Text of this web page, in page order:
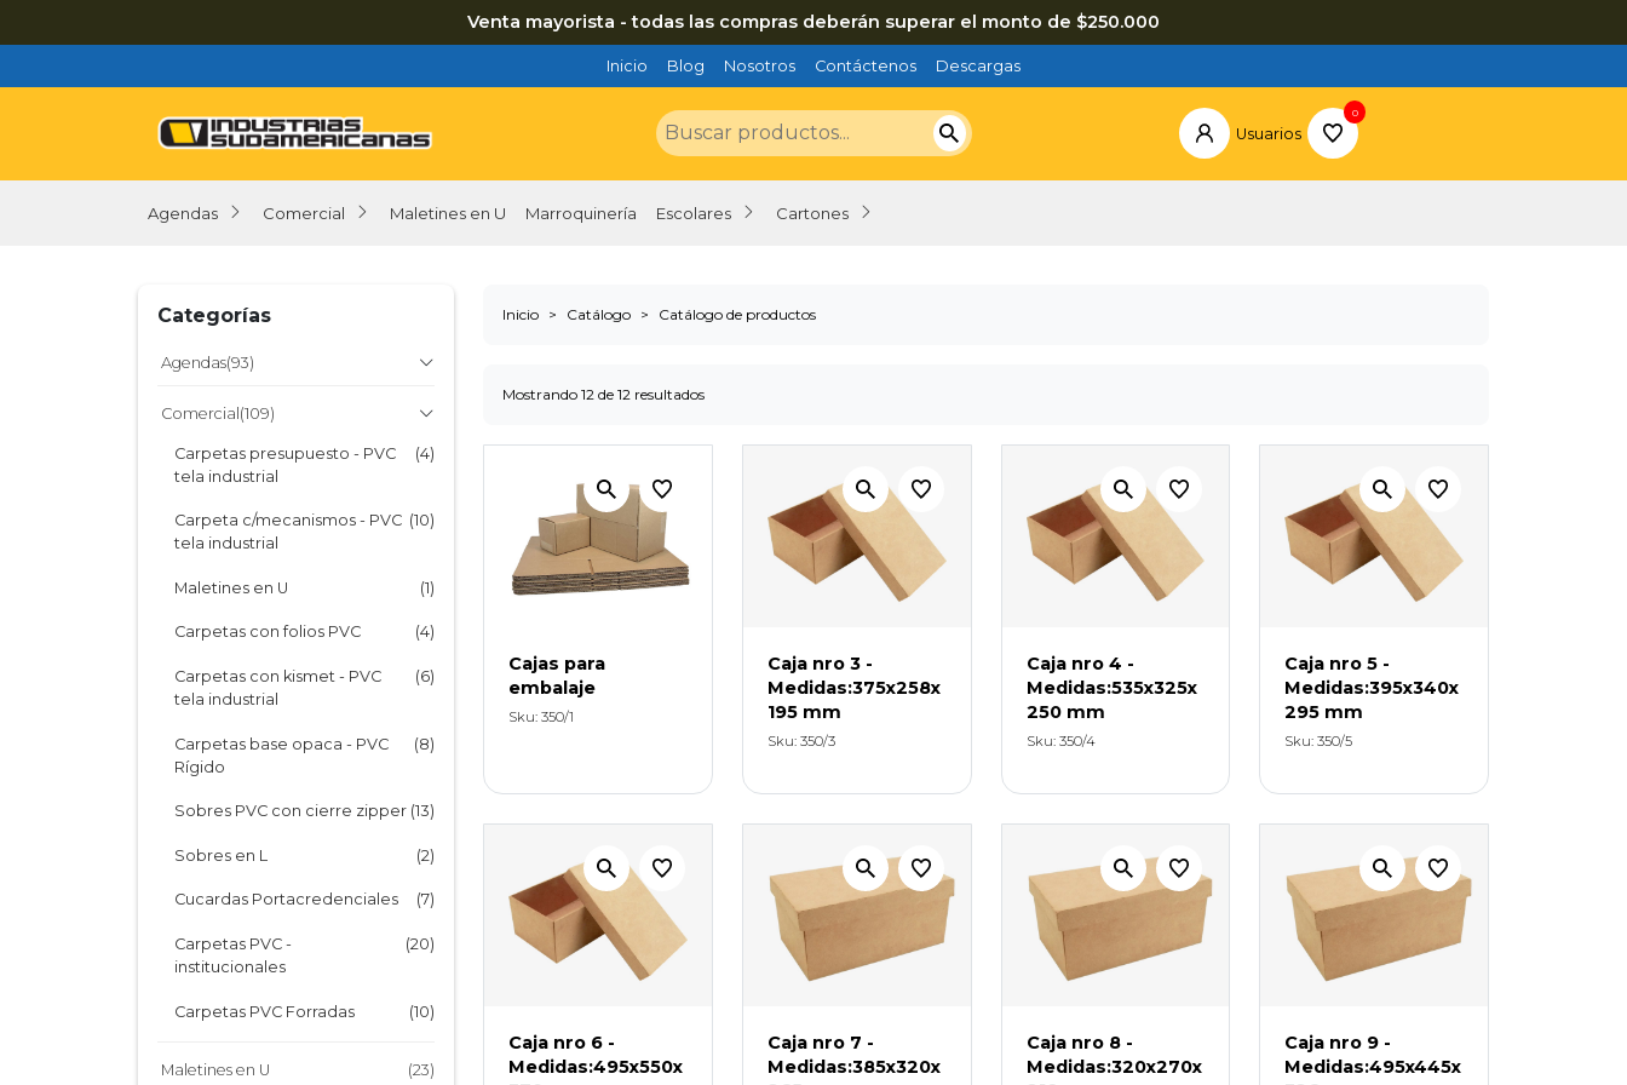
Venta mayorista - todas las compras deberán superar el monto de $250.000
Inicio Blog Nosotros Contáctenos Descargas
Usuarios
0
Agendas Comercial Maletines en U Marroquinería Escolares Cartones
Categorías
Agendas(93)
Agendas con Cierre
Agendas Tapa Simple (40)
Línea Premium Cuero
Cartone Fantasía Anillada (1)
Cartone Fantasía Espiralada (1)
Repuestos e Índices (15)
Comercial (109)
Carpetas presupuesto - PVC
tela industrial
(4)
Carpeta c/mecanismos - PVC
tela industrial
(10)
Maletines en U (1)
Carpetas con folios PVC (4)
Carpetas con kismet - PVC
tela industrial
(6)
Carpetas base opaca - PVC
Rígido
(8)
Sobres PVC con cierre zipper (13)
Sobres en L (2)
Cucardas Portacredenciales (7)
Carpetas PVC -
institucionales
(20)
Carpetas PVC Forradas (10)
Maletines en U (23)
Inicio Catálogo Catálogo de productos
Mostrando 12 de 12 resultados
Cajas para
embalaje
Sku: 350/1
Caja nro 3 -
Medidas:375x258x
195 mm
Sku: 350/3
Caja nro 4 -
Medidas:535x325x
250 mm
Sku: 350/4
Caja nro 5 -
Medidas:395x340x
295 mm
Sku: 350/5
Caja nro 6 -
Medidas:495x550x
Caja nro 7 -
Medidas:385x320x
Caja nro 8 -
Medidas:320x270x
Caja nro 9 -
Medidas:495x445x